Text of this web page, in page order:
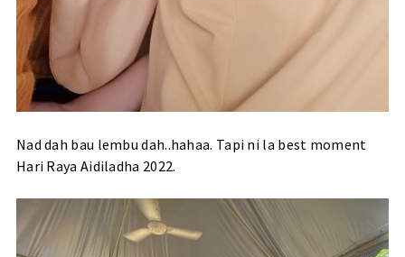
Nad dah bau lembu dah..hahaa. Tapi ni la best moment
Hari Raya Aidiladha 2022.